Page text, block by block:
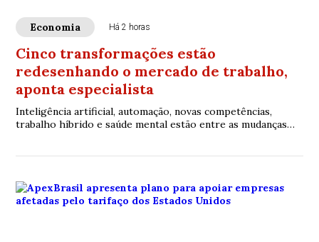
Economia Há 2 horas
Cinco transformações estão
redesenhando o mercado de trabalho,
aponta especialista
Inteligência artificial, automação, novas competências,
trabalho híbrido e saúde mental estão entre as mudanças